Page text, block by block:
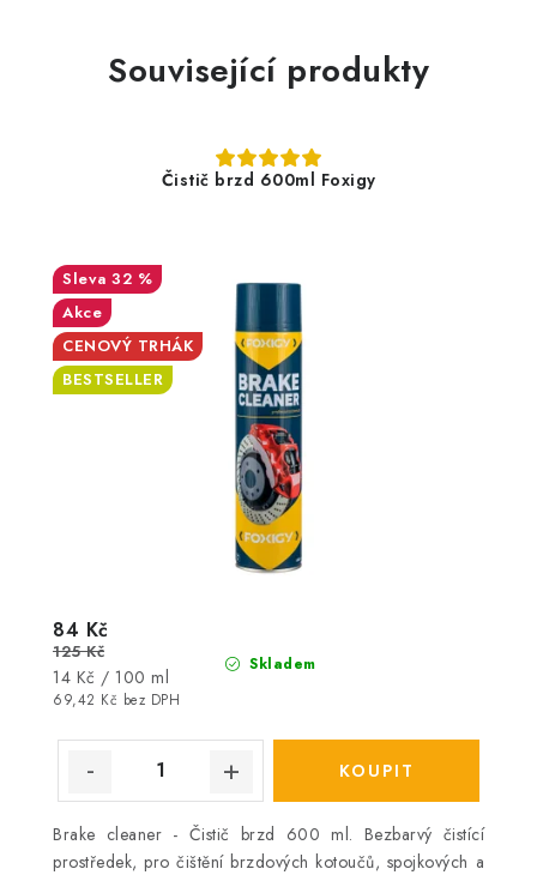
Související produkty
Čistič brzd 600ml Foxigy
32 %
Akce
CENOVÝ TRHÁK
BESTSELLER
Skladem
69,42 Kč bez DPH
84 Kč
125 Kč
Měrná
cena:
14 Kč / 100 ml
Brake cleaner - Čistič brzd 600 ml. Bezbarvý čistící
prostředek, pro čištění brzdových kotoučů, spojkových a